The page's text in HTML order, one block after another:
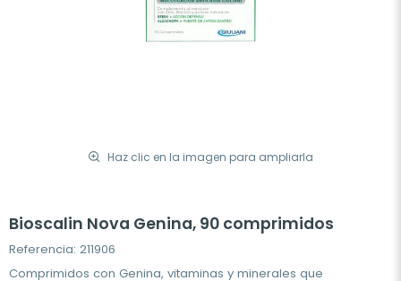
Haz clic en la imagen para ampliarla
Bioscalin Nova Genina, 90 comprimidos
Referencia: 211906
Comprimidos con Genina, vitaminas y minerales que